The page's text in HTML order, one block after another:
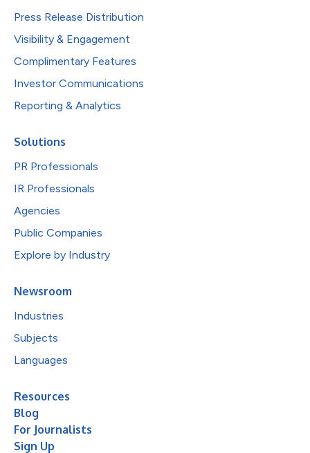
Press Release Distribution
Visibility & Engagement
Complimentary Features
Investor Communications
Reporting & Analytics
Solutions
PR Professionals
IR Professionals
Agencies
Public Companies
Explore by Industry
Newsroom
Industries
Subjects
Languages
Resources
Blog
For Journalists
Sign Up